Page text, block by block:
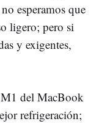
esperamos que
ligero; pero si
y exigentes,
del MacBook
refrigeración;